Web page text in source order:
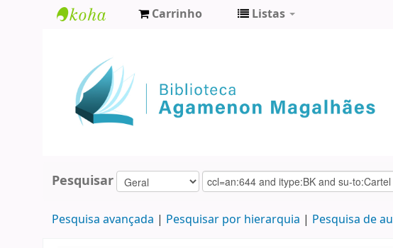
Agamenon
Magalhães
Carrinho Listas
Pesquisar
Pesquisa avançada Pesquisar por hierarquia Pesquisa de